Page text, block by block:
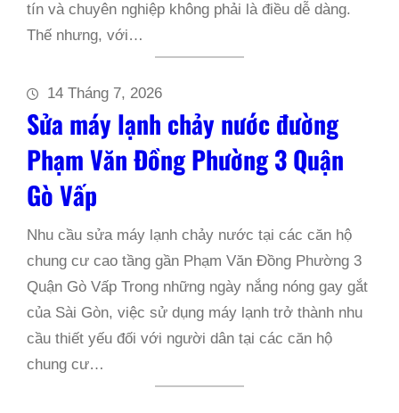
tín và chuyên nghiệp không phải là điều dễ dàng.
Thế nhưng, với…
14 Tháng 7, 2026
Sửa máy lạnh chảy nước đường
Phạm Văn Đồng Phường 3 Quận
Gò Vấp
Nhu cầu sửa máy lạnh chảy nước tại các căn hộ
chung cư cao tầng gần Phạm Văn Đồng Phường 3
Quận Gò Vấp Trong những ngày nắng nóng gay gắt
của Sài Gòn, việc sử dụng máy lạnh trở thành nhu
cầu thiết yếu đối với người dân tại các căn hộ
chung cư…